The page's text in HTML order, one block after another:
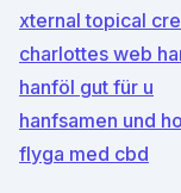
xternal topical
charlottes web
hanföl gut für u
hanfsamen und
flyga med cbd